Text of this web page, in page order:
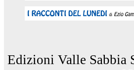
Edizioni Valle Sabbia